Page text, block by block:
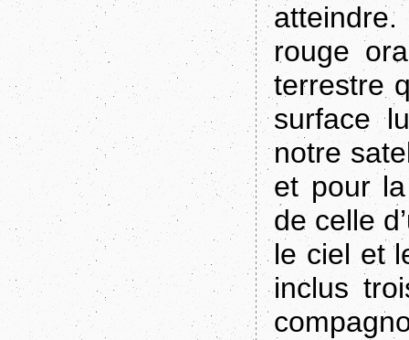
rouge
terrestre
surface
notre
et pour
de celle
le ciel et
inclus